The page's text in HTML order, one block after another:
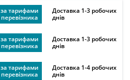
за тарифами
перевізника
Доставка 1-3 робочих
днів
за тарифами
перевізника
Доставка 1-3 робочих
днів
за тарифами
перевізника
Доставка 1-4 робочих
днів